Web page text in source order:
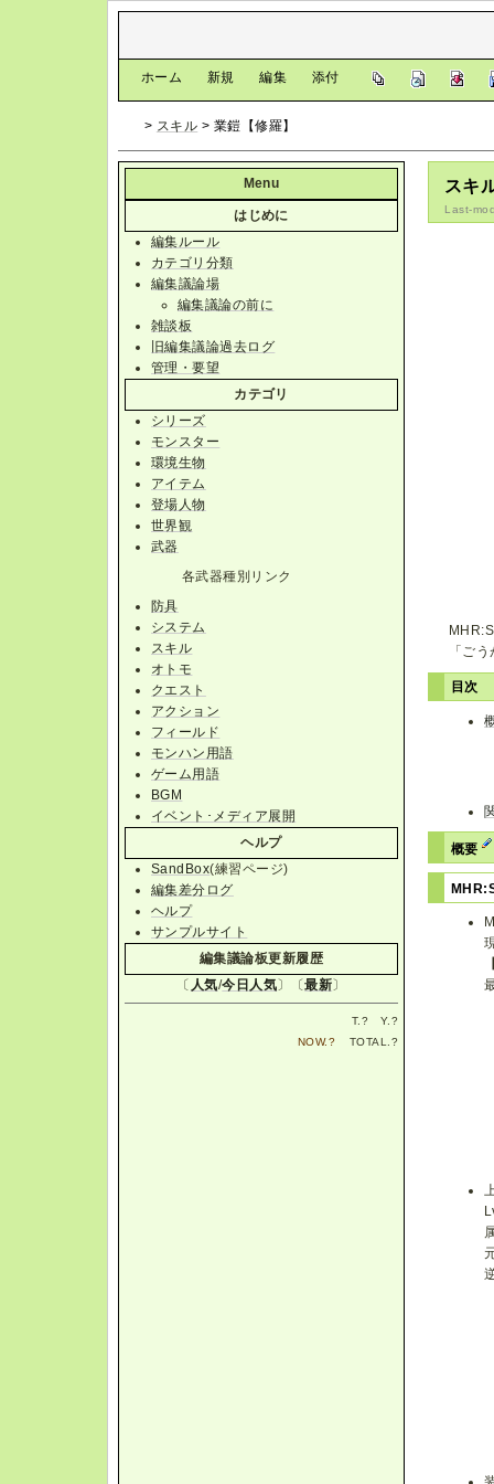
ホーム 新規 編集 添付
> スキル > 業鎧【修羅】
スキ
Last-
「ご
目次
概要
Menu
はじめに
編集ルール
カテゴリ分類
編集議論場
編集議論の前に
雑談板
旧編集議論過去ログ
管理・要望
カテゴリ
シリーズ
モンスター
環境生物
アイテム
登場人物
世界観
武器
各武器種別リンク
防具
システム
スキル
オトモ
クエスト
アクション
フィールド
モンハン用語
ゲーム用語
BGM
イベント･メディア展開
ヘルプ
SandBox(練習ページ)
編集差分ログ
ヘルプ
サンプルサイト
編集議論板更新履歴
〔 人気/今日人気〕〔最新〕
T. ? Y. ?
NOW.? TOTAL. ?